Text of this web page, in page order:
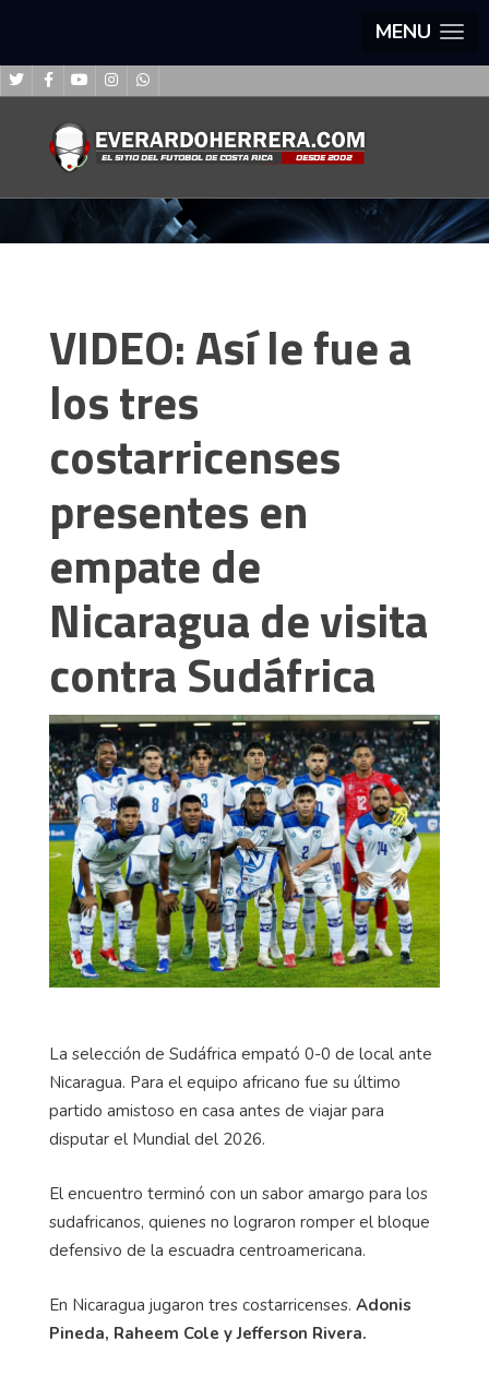
MENU
VIDEO: Así le fue a
los tres
costarricenses
presentes en
empate de
Nicaragua de visita
contra Sudáfrica
La selección de Sudáfrica empató 0-0 de local ante
Nicaragua. Para el equipo africano fue su último
partido amistoso en casa antes de viajar para
disputar el Mundial del 2026.
El encuentro terminó con un sabor amargo para los
sudafricanos, quienes no lograron romper el bloque
defensivo de la escuadra centroamericana.
En Nicaragua jugaron tres costarricenses. Adonis
Pineda, Raheem Cole y Jefferson Rivera.